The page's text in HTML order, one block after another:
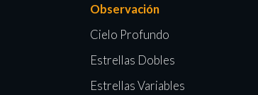
Observación
Cielo Profundo
Estrellas Dobles
Estrellas Variables